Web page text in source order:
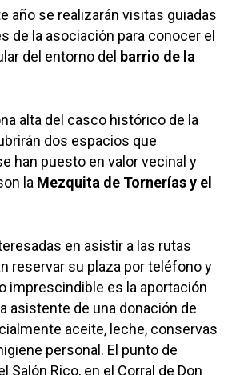
año se realizarán visitas guiadas
de la asociación para conocer el
del entorno del barrio de la
alta del casco histórico de la
dos espacios que
han puesto en valor vecinal y
la Mezquita de Tornerías y el
en asistir a las rutas
reservar su plaza por teléfono y
imprescindible es la aportación
asistente de una donación de
aceite, leche, conservas
personal. El punto de
Salón Rico, en el Corral de Don